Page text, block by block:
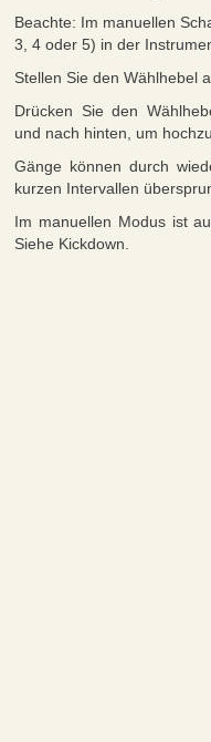
Beachte: Im manuellen
3, 4 oder 5) in der
Stellen Sie den Wählhebel
Drücken Sie den
und nach hinten, um
Gänge können durch
kurzen Intervallen
Im manuellen Modus ist
Siehe Kickdown.